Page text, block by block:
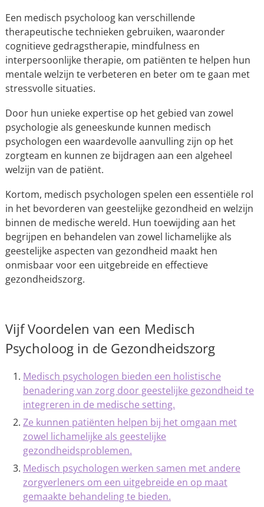
Een medisch psycholoog kan verschillende
therapeutische technieken gebruiken, waaronder
cognitieve gedragstherapie, mindfulness en
interpersoonlijke therapie, om patiënten te helpen hun
mentale welzijn te verbeteren en beter om te gaan met
stressvolle situaties.
Door hun unieke expertise op het gebied van zowel
psychologie als geneeskunde kunnen medisch
psychologen een waardevolle aanvulling zijn op het
zorgteam en kunnen ze bijdragen aan een algeheel
welzijn van de patiënt.
Kortom, medisch psychologen spelen een essentiële rol
in het bevorderen van geestelijke gezondheid en welzijn
binnen de medische wereld. Hun toewijding aan het
begrijpen en behandelen van zowel lichamelijke als
geestelijke aspecten van gezondheid maakt hen
onmisbaar voor een uitgebreide en effectieve
gezondheidszorg.
Vijf Voordelen van een Medisch
Psycholoog in de Gezondheidszorg
Medisch psychologen bieden een holistische
benadering van zorg door geestelijke gezondheid te
integreren in de medische setting.
Ze kunnen patiënten helpen bij het omgaan met
zowel lichamelijke als geestelijke
gezondheidsproblemen.
Medisch psychologen werken samen met andere
zorgverleners om een uitgebreide en op maat
gemaakte behandeling te bieden.